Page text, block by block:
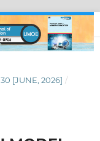
[JUNE, 2026] /